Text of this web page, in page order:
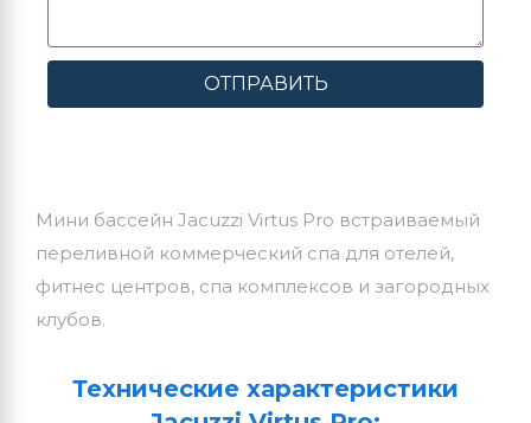
ОТПРАВИТЬ
Мини бассейн Jacuzzi Virtus Pro встраиваемый
переливной коммерческий спа для отелей,
фитнес центров, спа комплексов и загородных
клубов.
Технические характеристики